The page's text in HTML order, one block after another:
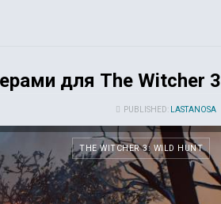
для The Witcher 3
PUBLISHED: LASTANOSA
THE WITCHER 3: WILD HUNT